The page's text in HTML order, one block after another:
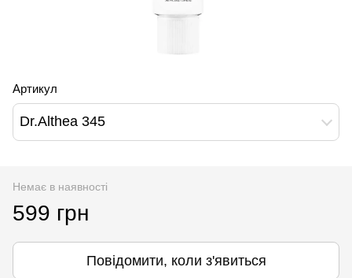
Артикул
Dr.Althea 345
Немає в наявності
599 грн
Повідомити, коли з'явиться